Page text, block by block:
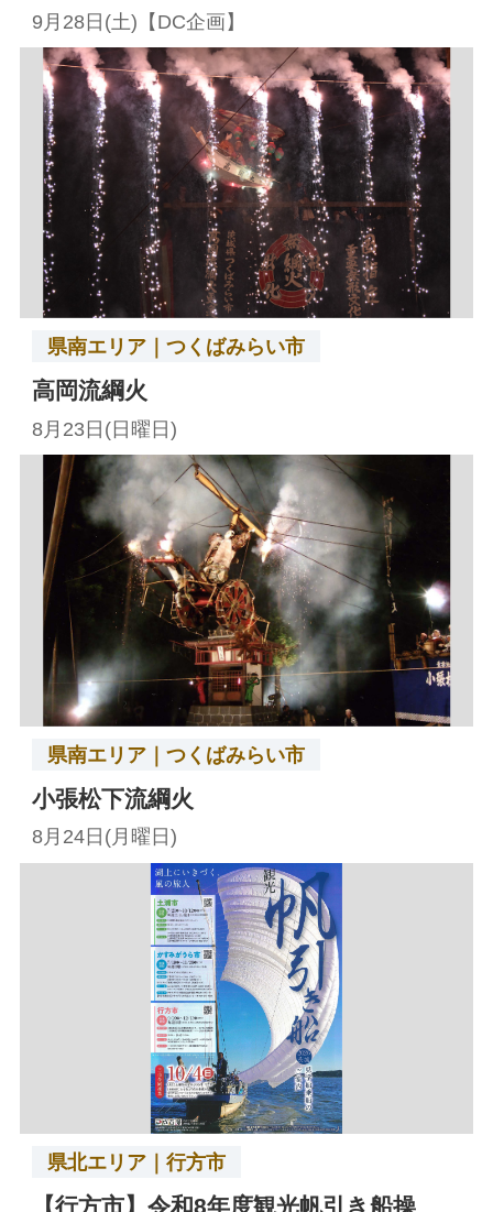
9月28日(土)【DC企画】
県南エリア｜つくばみらい市
高岡流綱火
8月23日(日曜日)
県南エリア｜つくばみらい市
小張松下流綱火
8月24日(月曜日)
県北エリア｜行方市
【行方市】令和8年度観光帆引き船操